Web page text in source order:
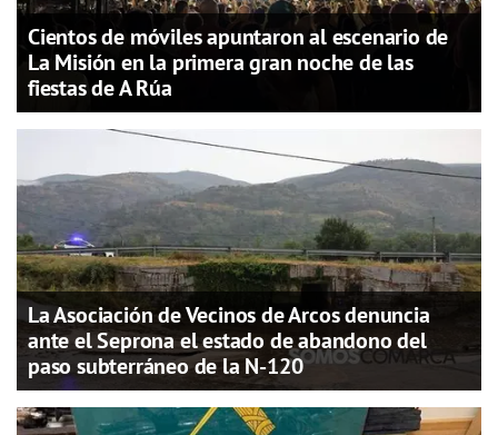
Cientos de móviles apuntaron al escenario de
La Misión en la primera gran noche de las
fiestas de A Rúa
La Asociación de Vecinos de Arcos denuncia
ante el Seprona el estado de abandono del
paso subterráneo de la N-120